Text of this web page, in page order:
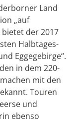
Land
„auf
bietet der 2017
Halbtages-
Eggegebirge“.
in dem 220-
mit den
Touren
und
ebenso